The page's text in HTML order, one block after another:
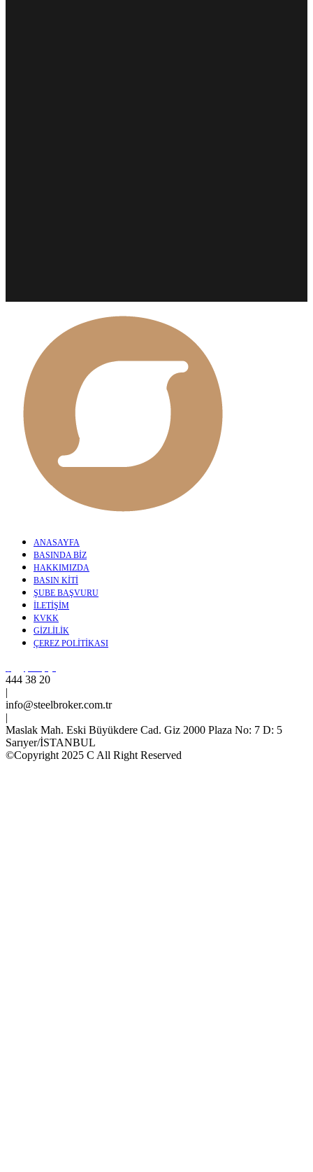
ANASAYFA
BASINDA BİZ
HAKKIMIZDA
BASIN KİTİ
ŞUBE BAŞVURU
İLETİŞİM
KVKK
GİZLİLİK
ÇEREZ POLİTİKASI
444 38 20
|
info@steelbroker.com.tr
|
Maslak Mah. Eski Büyükdere Cad. Giz 2000 Plaza No: 7 D: 5
Sarıyer/İSTANBUL
©Copyright 2025 C All Right Reserved